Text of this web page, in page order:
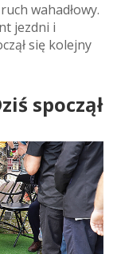
wahadłowy.
jezdni i
się kolejny
spoczął